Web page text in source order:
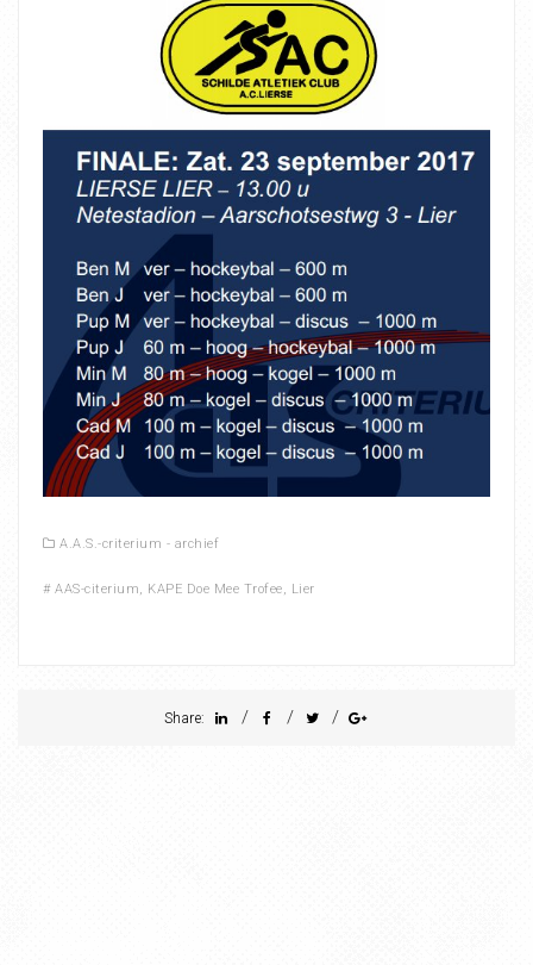
A.A.S.-criterium - archief
# AAS-citerium, KAPE Doe Mee Trofee, Lier
Share: / / /